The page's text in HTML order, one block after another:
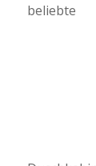
beliebte